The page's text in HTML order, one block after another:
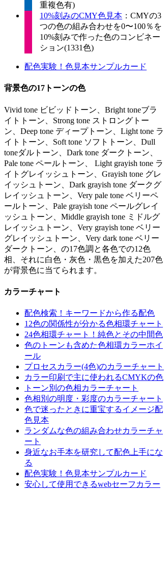
重複色有)
10%刻みのCMY色見本 ：CMYの3
つの色の組み合わせを0〜100％を
10%刻みで作った色のコンビネー
ション(1331色)
配色実験！色見本サンプルカード
背景色の17トーンの色
Vivid tone ビビッドトーン、Bright toneブラ
イトトーン、Strong tone ストロングトー
ン、Deep tone ディープトーン、Light tone ラ
イトトーン、Soft tone ソフトトーン、Dull
toneダルトーン、Dark tone ダークトーン、
Pale tone ペールトーン、 Light grayish tone ラ
イトグレイッシュトーン、Grayish tone グレ
イッシュトーン、Dark grayish tone ダークグ
レイッシュトーン、Very pale tone ベリーペ
ールトーン、Pale grayish tone ペールグレイ
ッシュトーン、Middle grayish tone ミドルグ
レイッシュトーン、Very grayish tone ベリー
グレイッシュトーン、Very dark tone ベリー
ダークトーン、の17色調と各色での12色
相、それに白色・灰色・黒色を加えた207色
が背景色に当てられます。
カラーチャート
配色検索！キーワードから作る配色
12色の関係性が分かる色相環チャート
24色相環チャート！純色とその中間色
色のトーンも含めた色相環カラーホイ
ール
プロセスカラー(4色)のカラーチャート
カラー印刷で主に使われるCMYKの色
トーン別の色相カラーチャート
色相別の明度・彩度のカラーチャート
色で迷ったときに重宝するイメージ配
色見本
ランダムな色の組み合わせカラーチャ
ート
身近なお手本を研究して配色上手にな
る
配色実験！色見本サンプルカード
安心して使用できるwebセーフカラー